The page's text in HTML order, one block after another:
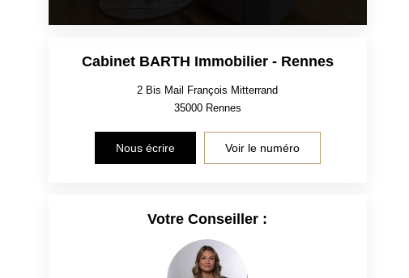
Cabinet BARTH Immobilier - Rennes
2 Bis Mail François Mitterrand
35000 Rennes
Nous écrire Voir le numéro
Votre Conseiller :